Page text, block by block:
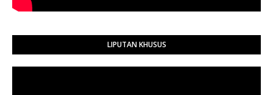
LIPUTAN KHUSUS